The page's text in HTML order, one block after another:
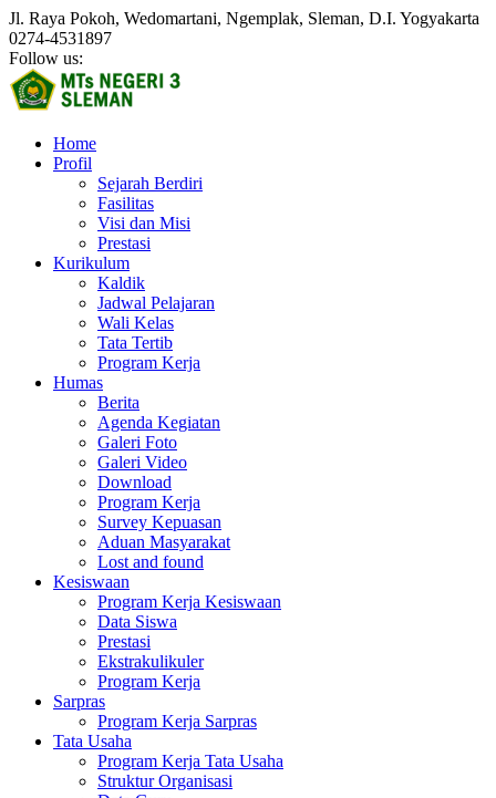
Jl. Raya Pokoh, Wedomartani, Ngemplak, Sleman, D.I. Yogyakarta
0274-4531897
Follow us:
Home
Profil
Sejarah Berdiri
Fasilitas
Visi dan Misi
Prestasi
Kurikulum
Kaldik
Jadwal Pelajaran
Wali Kelas
Tata Tertib
Program Kerja
Humas
Berita
Agenda Kegiatan
Galeri Foto
Galeri Video
Download
Program Kerja
Survey Kepuasan
Aduan Masyarakat
Lost and found
Kesiswaan
Program Kerja Kesiswaan
Data Siswa
Prestasi
Ekstrakulikuler
Program Kerja
Sarpras
Program Kerja Sarpras
Tata Usaha
Program Kerja Tata Usaha
Struktur Organisasi